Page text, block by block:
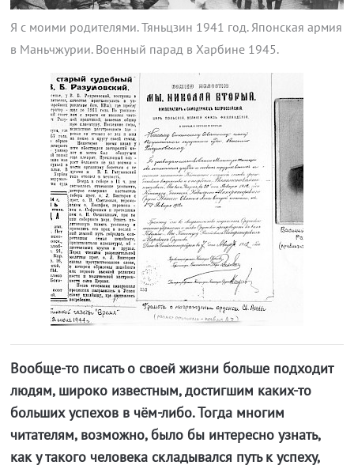
Я с моими родителями. Тяньцзин 1941 год. Японская армия
в Маньчжурии. Военный парад в Харбине 1945.
Вообще-то писать о своей жизни больше подходит
людям, широко известным, достигшим каких-то
больших успехов в чём-либо. Тогда многим
читателям, возможно, было бы интересно узнать,
как у такого человека складывался путь к успеху,